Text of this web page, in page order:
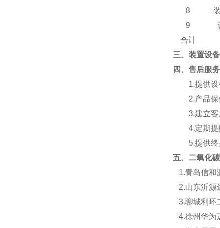
8
9
合计
三、装置设
四、 售后服务
1.提供
2.产品
3.建立
4.定期
5.提供
五、 二氧化
1.青岛信和
2.山东沂源
3.聊城利环
4.徐州华为